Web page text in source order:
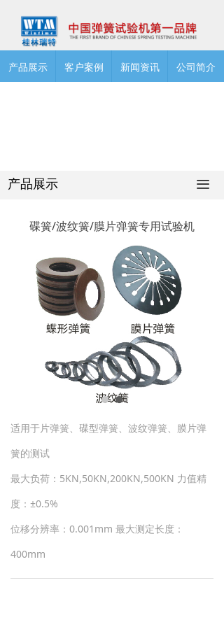
产品展示 客户案例 新闻资讯 公司简介
产品展示 끀
碟簧/波纹簧/膜片弹簧专用试验机
适用于片弹簧、碟型弹簧、波纹弹簧、膜片弹
簧的测试
最大负荷：5KN,50KN,200KN,500KN 力值精
度：±0.5%
位移分辨率：0.001mm 最大测定长度：
400mm